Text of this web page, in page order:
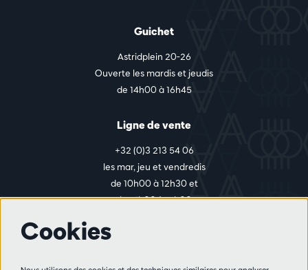
Guichet
Astridplein 20-26
Ouverte les mardis et jeudis
de 14h00 à 16h45
Ligne de vente
+32 (0)3 213 54 06
les mar, jeu et vendredis
de 10h00 à 12h30 et
de 14h00 à 17h00
Cookies